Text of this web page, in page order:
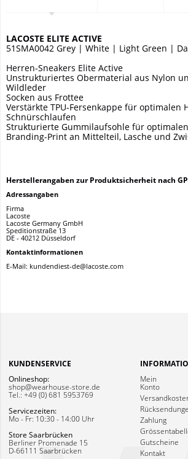
LACOSTE ELITE ACTIVE
51SMA0042 Grey | White | Light Green |
Herren-Sneakers Elite Active
Unstrukturiertes Obermaterial aus Nylon
Wildleder
Socken aus Frottee
Verstärkte TPU-Fersenkappe für optimalen
Schnürschlaufen
Strukturierte Gummilaufsohle für
Branding-Print an Mittelteil, Lasche und
Herstellerangaben zur Produktsicherheit nach
Adressangaben
Firma
Lacoste
Lacoste Germany GmbH
Speditionstraße 13
DE - 40212 Düsseldorf
Kontaktinformationen
E-Mail: kundendiest-de@lacoste.com
KUNDENSERVICE
Onlineshop:
shop@wearhouse-store.de
Tel.: +49 (0) 681 5953769
Servicezeiten:
Mo - Fr: 10:30 - 14:00 Uhr
Store Saarbrücken
Berliner Promenade 15
D-66111 Saarbrücken
Mein
Konto
Zahlung
Gutscheine
Kontakt